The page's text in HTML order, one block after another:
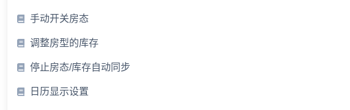
手动开关房态
调整房型的库存
停止房态/库存自动同步
日历显示设置